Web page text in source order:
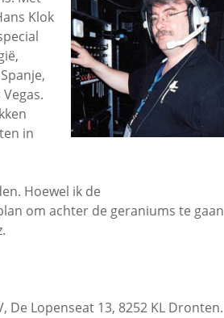
Klok
in
Hoewel ik de
om achter de geraniums te gaan
De Lopenseat 13, 8252 KL Dronten.